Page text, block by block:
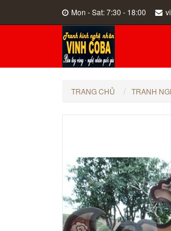
Mon - Sat: 7:30 - 18:00
TRANG CHỦ TRANH